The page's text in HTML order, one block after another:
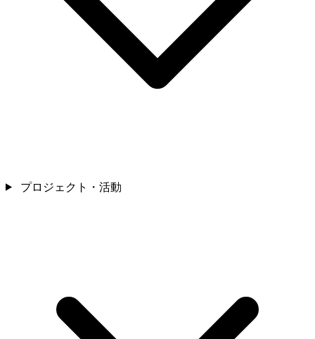
プロジェクト・活動